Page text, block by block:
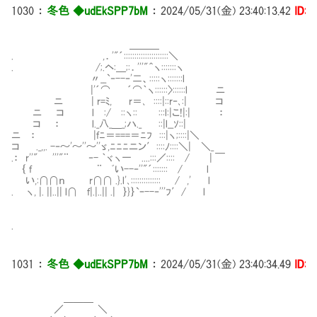
1030 ： 冬色 ◆udEkSPP7bM ： 2024/05/31(金) 23:40:13.42
. ,．'"´:::::::::::::::::::::＼
. /;.ヘ:＿;:．'''"＾ヽ:::::::ヽ
〃__`‐--‐'二、:::::ヽ:::::::l
|'´⌒ ´⌒｀ヽ::::::〉::::::l ニ
ニ | r=ﾐ, r＝､ ::::|::r‐､:| コ
ニ コ l :/ ::ヽ:: :::l:|こ!|:| ：
コ ： l._八_＿_;ハ._ ::|l__ｿ::|
ニ ： |ｆﾆ＝===＝ﾆﾌ :::|ヽ;::::|＼
コ ._,,. -‐～'～''～''ゞ,ﾆﾆﾆニン′::::ﾉ::::＼| ＼_
.： r''" '''"¨ ‐- ｀ヾヽ一 ....:::／:::: / | ￣
｛ ｆ ¨ ﾞい--‐''"´::::::: / l
い,:∩∩ｎ r∩∩ .}.l'､:::::::::::::: / ,' l
. ヽ, |. ||..|| l∩ ｆ|.|..|| .| ｝}｝`ｰ--‐'''ﾌ′/ l
1031 ： 冬色 ◆udEkSPP7bM ： 2024/05/31(金) 23:40:34.49
／ ＼